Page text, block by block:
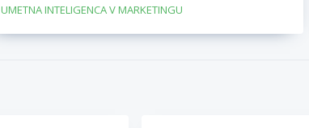
UMETNA INTELIGENCA V MARKETINGU